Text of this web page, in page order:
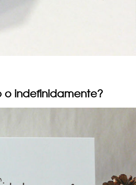
o indefinidamente?